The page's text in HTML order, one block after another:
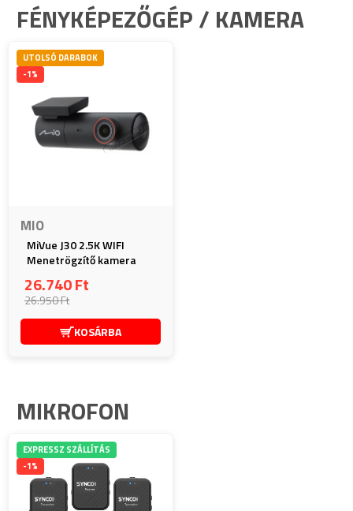
FÉNYKÉPEZŐGÉP / KAMERA
UTOLSÓ DARABOK
-1%
MIO
MiVue J30 2.5K WIFI
Menetrögzítő kamera
26.740 Ft
26.950 Ft
KOSÁRBA
MIKROFON
EXPRESSZ SZÁLLÍTÁS
-1%